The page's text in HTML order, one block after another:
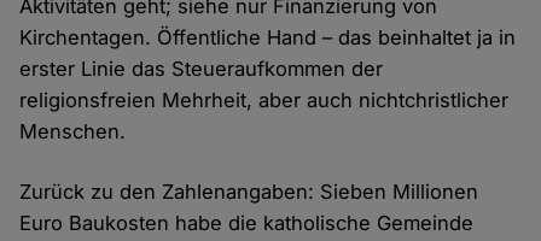
Aktivitäten geht; siehe nur Finanzierung von
Kirchentagen. Öffentliche Hand – das beinhaltet ja in
erster Linie das Steueraufkommen der
religionsfreien Mehrheit, aber auch nichtchristlicher
Menschen.
Zurück zu den Zahlenangaben: Sieben Millionen
Euro Baukosten habe die katholische Gemeinde